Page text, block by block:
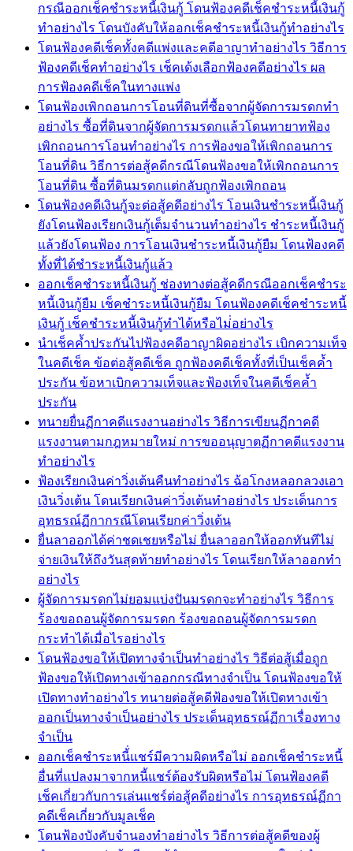
กรณีออกเช็คชำระหนี้เงินกู้ โดนฟ้องคดีเช็คชำระหนี้เงินกู้
ทำอย่างไร โดนบังคับให้ออกเช็คชำระหนี้เงินกู้ทำอย่างไร
โดนฟ้องคดีเช็คทั้งคดีแพ่งและคดีอาญาทำอย่างไร วิธีการ
ฟ้องคดีเช็คทำอย่างไร เช็คเด้งเลือกฟ้องคดีอย่างไร ผล
การฟ้องคดีเช็คในทางแพ่ง
โดนฟ้องเพิกถอนการโอนที่ดินที่ซื้อจากผู้จัดการมรดกทำ
อย่างไร ซื้อที่ดินจากผู้จัดการมรดกแล้วโดนทายาทฟ้อง
เพิกถอนการโอนทำอย่างไร การฟ้องขอให้เพิกถอนการ
โอนที่ดิน วิธีการต่อสู้คดีกรณีโดนฟ้องขอให้เพิกถอนการ
โอนที่ดิน ซื้อที่ดินมรดกแต่กลับถูกฟ้องเพิกถอน
โดนฟ้องคดีเงินกู้จะต่อสู้คดีอย่างไร โอนเงินชำระหนี้เงินกู้
ยังโดนฟ้องเรียกเงินกู้เต็มจำนวนทำอย่างไร ชำระหนี้เงินกู้
แล้วยังโดนฟ้อง การโอนเงินชำระหนี้เงินกู้ยืม โดนฟ้องคดี
ทั้งที่ได้ชำระหนี้เงินกู้แล้ว
ออกเช็คชำระหนี้เงินกู้ ช่องทางต่อสู้คดีกรณีออกเช็คชำระ
หนี้เงินกู้ยืม เช็คชำระหนี้เงินกู้ยืม โดนฟ้องคดีเช็คชำระหนี้
เงินกู้ เช็คชำระหนี้เงินกู้ทำได้หรือไม่่อย่างไร
นำเช็คค้ำประกันไปฟ้องคดีอาญาผิดอย่างไร เบิกความเท็จ
ในคดีเช็ค ข้อต่อสู้คดีเช็ค ถูกฟ้องคดีเช็คทั้งที่เป็นเช็คค้ำ
ประกัน ข้อหาเบิกความเท็จและฟ้องเท็จในคดีเช็คค้ำ
ประกัน
ทนายยื่นฏีกาคดีแรงงานอย่างไร วิธีการเขียนฏีกาคดี
แรงงานตามกฎหมายใหม่ การขออนุญาตฏีกาคดีแรงงาน
ทำอย่างไร
ฟ้องเรียกเงินค่าวิ่งเต้นคืนทำอย่างไร ฉ้อโกงหลอกลวงเอา
เงินวิ่งเต้น โดนเรียกเงินค่าวิ่งเต้นทำอย่างไร ประเด็นการ
อุทธรณ์ฏีกากรณีโดนเรียกค่าวิ่งเต้น
ยื่นลาออกได้ค่าชดเชยหรือไม่ ยื่นลาออกให้ออกทันทีไม่
จ่ายเงินให้ถึงวันสุดท้ายทำอย่างไร โดนเรียกให้ลาออกทำ
อย่างไร
ผู้จัดการมรดกไม่ยอมแบ่งปันมรดกจะทำอย่างไร วิธีการ
ร้องขอถอนผู้จัดการมรดก ร้องขอถอนผู้จัดการมรดก
กระทำได้เมื่อไรอย่างไร
โดนฟ้องขอให้เปิดทางจำเป็นทำอย่างไร วิธีต่อสู้เมื่อถูก
ฟ้องขอให้เปิดทางเข้าออกกรณีทางจำเป็น โดนฟ้องขอให้
เปิดทางทำอย่างไร ทนายต่อสู้คดีฟ้องขอให้เปิดทางเข้า
ออกเป็นทางจำเป็นอย่างไร ประเด็นอุทธรณ์ฏีกาเรื่องทาง
จำเป็น
ออกเช็คชำระหนี้่แชร์มีความผิดหรือไม่ ออกเช็คชำระหนี้
อื่นที่แปลงมาจากหนี้แชร์ต้องรับผิดหรือไม่ โดนฟ้องคดี
เช็คเกี่ยวกับการเล่นแชร์ต่อสู้คดีอย่างไร การอุทธรณ์ฏีกา
คดีเช็คเกี่ยวกับมูลเช็ค
โดนฟ้องบังคับจำนองทำอย่างไร วิธีการต่อสู้คดีของผู้